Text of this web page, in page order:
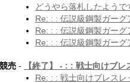
どうやら落札したようで
Re: : : 伝説級鋼製ガーグ
Re: : : 伝説級鋼製ガーグ
Re: : : 伝説級鋼製ガーグ
競売 - 【終了】 - : : 戦士向けブレ
Re: : : 戦士向けブレスレ